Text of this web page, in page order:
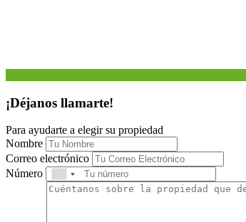
¡Déjanos llamarte!
Para ayudarte a elegir su propiedad
Nombre
Correo electrónico
Número